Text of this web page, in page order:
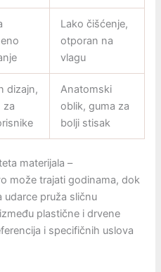
Lako čišćenje,
otporan na
vlagu
dizajn,
za
Anatomski
oblik, guma za
bolji stisak
materijala –
može trajati godinama, dok
pruža sličnu
plastične i drvene
i specifičnih uslova